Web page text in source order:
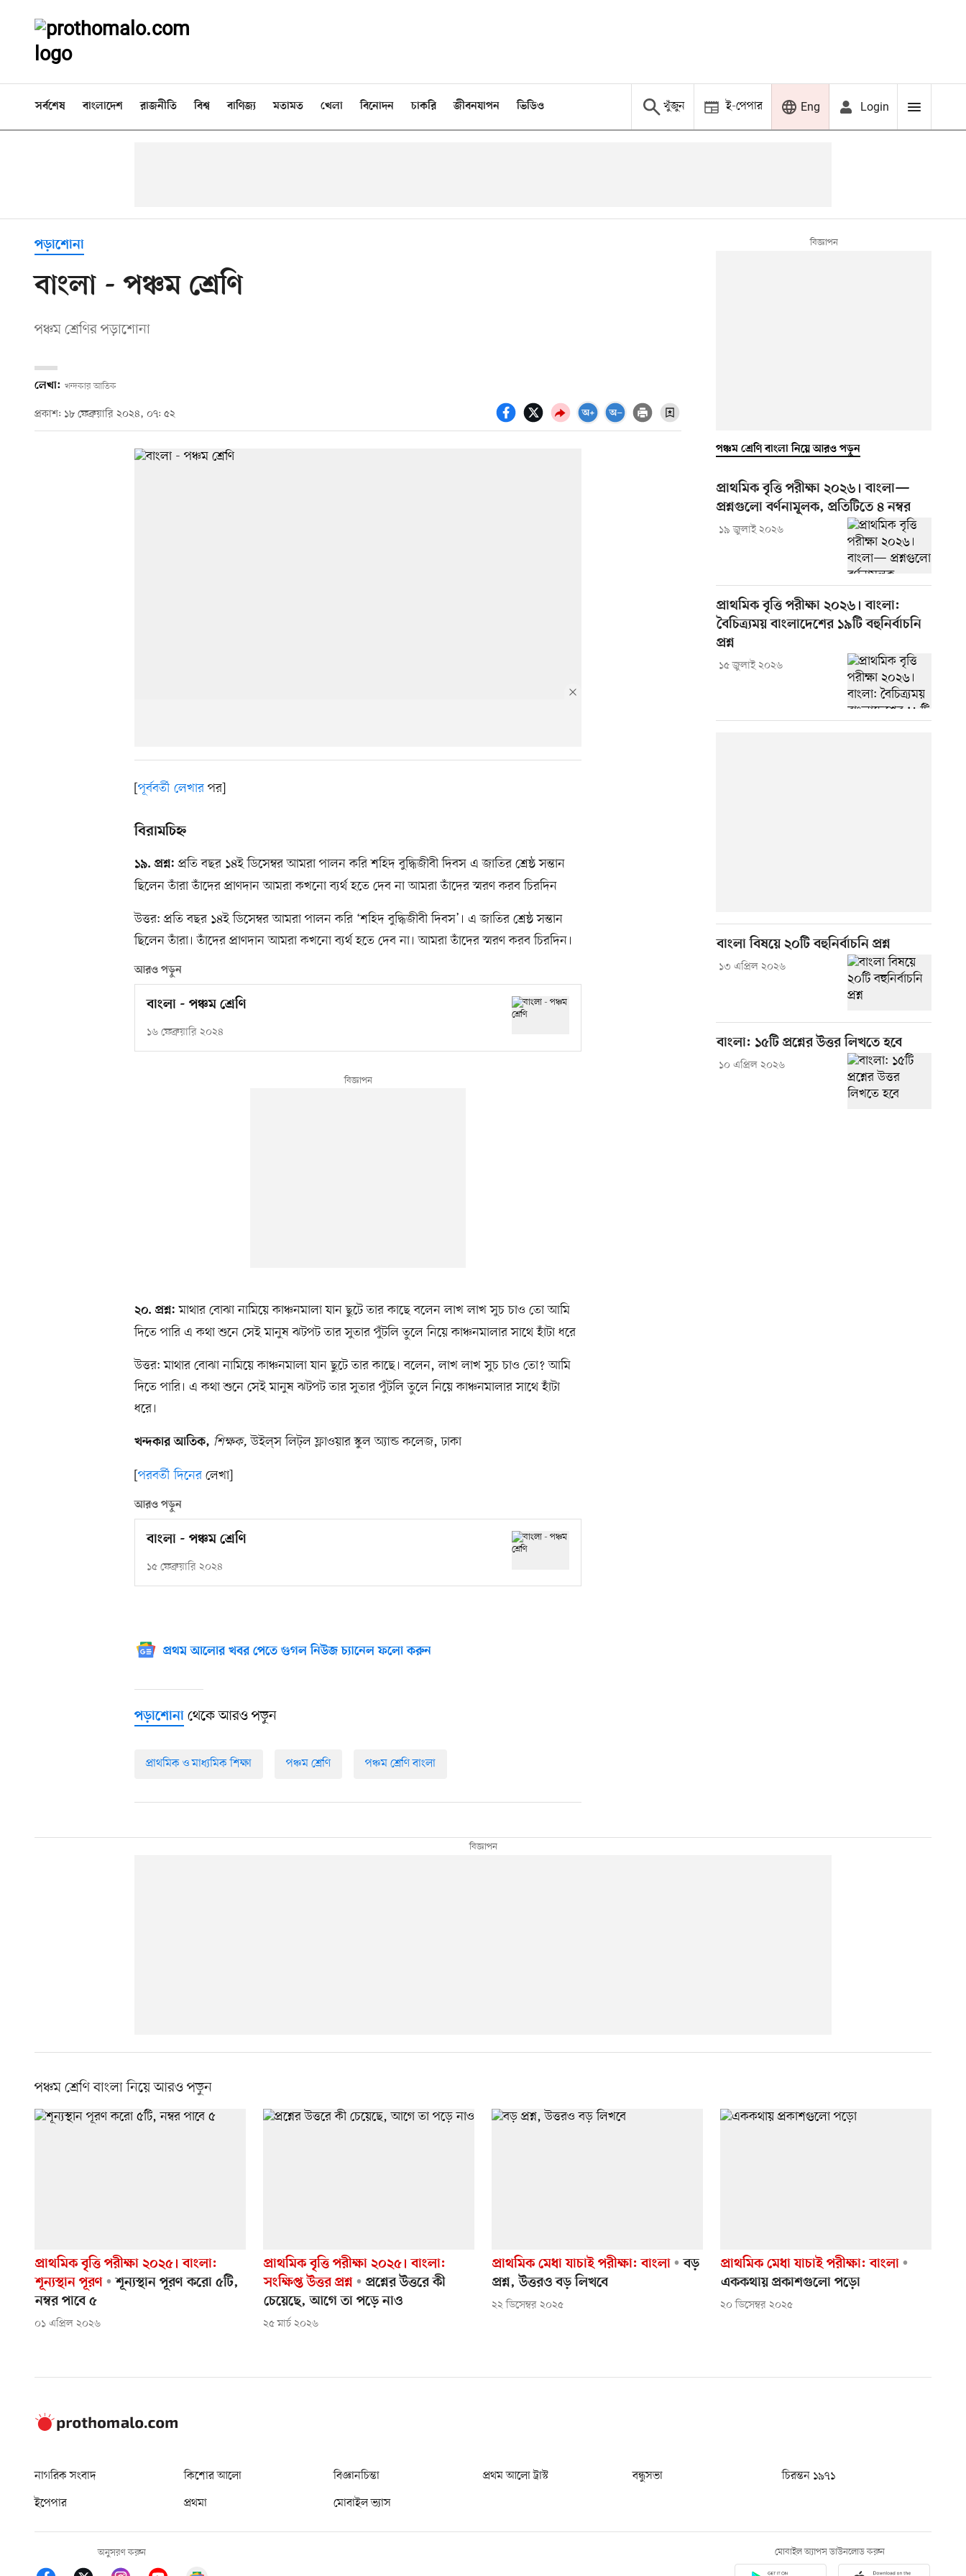
সর্বশেষ বাংলাদেশ রাজনীতি বিশ্ব বাণিজ্য মতামত খেলা বিনোদন চাকরি জীবনযাপন ভিডিও খুঁজুন ই-পেপার Eng Login
পড়াশোনা
বাংলা - পঞ্চম শ্রেণি
পঞ্চম শ্রেণির পড়াশোনা
লেখা: খন্দকার আতিক
প্রকাশ: ১৮ ফেব্রুয়ারি ২০২৪, ০৭: ৫২
[পূর্ববর্তী লেখার পর]
বিরামচিহ্ন
১৯. প্রশ্ন: প্রতি বছর ১৪ই ডিসেম্বর আমরা পালন করি শহিদ বুদ্ধিজীবী দিবস এ জাতির শ্রেষ্ঠ সন্তান
ছিলেন তাঁরা তাঁদের প্রাণদান আমরা কখনো ব্যর্থ হতে দেব না আমরা তাঁদের স্মরণ করব চিরদিন
উত্তর: প্রতি বছর ১৪ই ডিসেম্বর আমরা পালন করি ‘শহিদ বুদ্ধিজীবী দিবস’। এ জাতির শ্রেষ্ঠ সন্তান
ছিলেন তাঁরা। তাঁদের প্রাণদান আমরা কখনো ব্যর্থ হতে দেব না। আমরা তাঁদের স্মরণ করব চিরদিন।
আরও পড়ুন
বাংলা - পঞ্চম শ্রেণি
১৬ ফেব্রুয়ারি ২০২৪
২০. প্রশ্ন: মাথার বোঝা নামিয়ে কাঞ্চনমালা যান ছুটে তার কাছে বলেন লাখ লাখ সুচ চাও তো আমি
দিতে পারি এ কথা শুনে সেই মানুষ ঝটপট তার সুতার পুঁটলি তুলে নিয়ে কাঞ্চনমালার সাথে হাঁটা ধরে
উত্তর: মাথার বোঝা নামিয়ে কাঞ্চনমালা যান ছুটে তার কাছে। বলেন, লাখ লাখ সুচ চাও তো? আমি
দিতে পারি। এ কথা শুনে সেই মানুষ ঝটপট তার সুতার পুঁটলি তুলে নিয়ে কাঞ্চনমালার সাথে হাঁটা
ধরে।
খন্দকার আতিক, শিক্ষক, উইল্​স লিট্​ল ফ্লাওয়ার স্কুল অ্যান্ড কলেজ, ঢাকা
[পরবর্তী দিনের লেখা]
আরও পড়ুন
বাংলা - পঞ্চম শ্রেণি
১৫ ফেব্রুয়ারি ২০২৪
প্রথম আলোর খবর পেতে গুগল নিউজ চ্যানেল ফলো করুন
পড়াশোনা থেকে আরও পড়ুন
প্রাথমিক ও মাধ্যমিক শিক্ষা পঞ্চম শ্রেণি পঞ্চম শ্রেণি বাংলা
পঞ্চম শ্রেণি বাংলা নিয়ে আরও পড়ুন
প্রাথমিক বৃত্তি পরীক্ষা ২০২৬। বাংলা—
প্রশ্নগুলো বর্ণনামূলক, প্রতিটিতে ৪ নম্বর
১৯ জুলাই ২০২৬
প্রাথমিক বৃত্তি পরীক্ষা ২০২৬। বাংলা:
বৈচিত্র্যময় বাংলাদেশের ১৯টি বহুনির্বাচনি
প্রশ্ন
১৫ জুলাই ২০২৬
বাংলা বিষয়ে ২০টি বহুনির্বাচনি প্রশ্ন
১৩ এপ্রিল ২০২৬
বাংলা: ১৫টি প্রশ্নের উত্তর লিখতে হবে
১০ এপ্রিল ২০২৬
পঞ্চম শ্রেণি বাংলা নিয়ে আরও পড়ুন
প্রাথমিক বৃত্তি পরীক্ষা ২০২৫। বাংলা:
শূন্যস্থান পূরণ
শূন্যস্থান পূরণ করো ৫টি,
নম্বর পাবে ৫
০১ এপ্রিল ২০২৬
প্রাথমিক বৃত্তি পরীক্ষা ২০২৫। বাংলা:
সংক্ষিপ্ত উত্তর প্রশ্ন
প্রশ্নের উত্তরে কী
চেয়েছে, আগে তা পড়ে নাও
২৫ মার্চ ২০২৬
প্রাথমিক মেধা যাচাই পরীক্ষা: বাংলা
বড়
প্রশ্ন, উত্তরও বড় লিখবে
২২ ডিসেম্বর ২০২৫
প্রাথমিক মেধা যাচাই পরীক্ষা: বাংলা
এককথায় প্রকাশগুলো পড়ো
২০ ডিসেম্বর ২০২৫
নাগরিক সংবাদ কিশোর আলো বিজ্ঞানচিন্তা প্রথম আলো ট্রাস্ট বন্ধুসভা
চিরন্তন ১৯৭১
ইপেপার
প্রথমা মোবাইল ভ্যাস
অনুসরণ করুন মোবাইল অ্যাপস ডাউনলোড করুন